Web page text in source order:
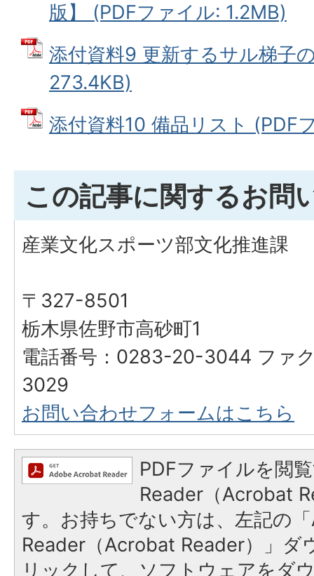
版】 (PDFファイル: 1.2MB)
添付資料9 更新するサル梯子
273.4KB)
添付資料10 備品リスト (PDF
この記事に関するお問
産業文化スポーツ部文化推進課
〒327-8501
栃木県佐野市高砂町1
電話番号：0283-20-3044 ファ
3029
お問い合わせフォームはこちら
PDFファイルを閲
Reader（Acrobat
す。お持ちでない方は、左記の
Reader（Acrobat Reader）」ダ
リックして、ソフトウェアをダ